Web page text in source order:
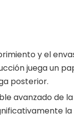
y el
juega un
posterior.
avanzado de